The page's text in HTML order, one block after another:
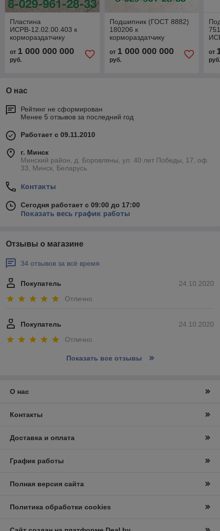
Пластина
ИСРВ-12.02.00.403 к
кормораздатчику
от 1 000 000 000
руб.
Подшипник (ГОСТ 8882)
180206 к
кормораздатчику
от 1 000 000 000
руб.
от
О нас
Рейтинг не сформирован
Менее 5 отзывов за последний год
Работает с 09.11.2010
г. Минск
Минский район, д. Боровляны, ул. 40 лет Победы, 17, оф.
33, Минск, Беларусь
Контакты
Сегодня работает с 09:00 до 17:00
Показать весь график работы
Отзывы о магазине
34 отзывов за всё время
24.10.2020
Покупатель
Отлично
24.10.2020
Покупатель
Отлично
Показать все отзывы
О нас
Контакты
Доставка и оплата
График работы
Полная версия сайта
Политика обработки cookies